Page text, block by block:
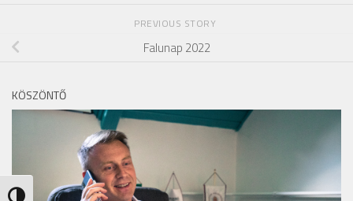
PREVIOUS STORY
Falunap 2022
KÖSZÖNTŐ